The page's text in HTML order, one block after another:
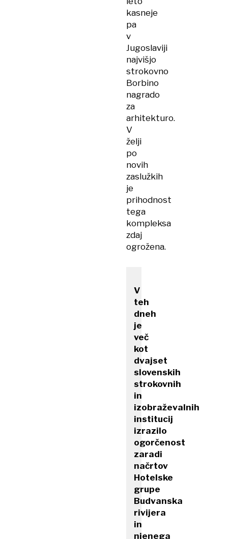
kasneje
pa
v
Jugoslaviji
najvišjo
strokovno
Borbino
nagrado
za
arhitekturo.
V
želji
po
novih
zaslužkih
je
prihodnost
tega
kompleksa
zdaj
ogrožena.
V
teh
dneh
je
več
kot
dvajset
slovenskih
strokovnih
in
izobraževalnih
institucij
izrazilo
ogorčenost
zaradi
načrtov
Hotelske
grupe
Budvanska
rivijera
in
njenega